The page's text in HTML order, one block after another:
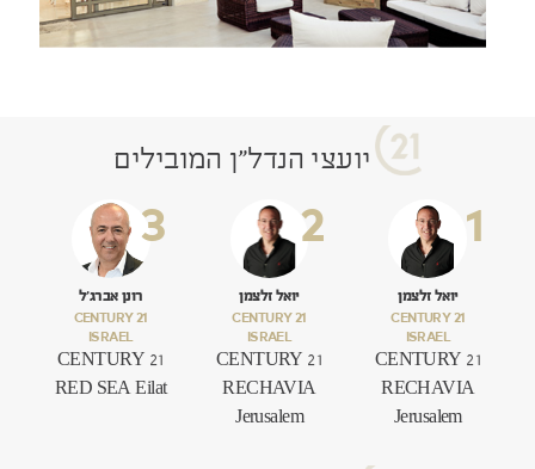
יועצי הנדל"ן המובילים
יואל זלצמן
CENTURY 21
ISRAEL
CENTURY 21
RECHAVIA
Jerusalem
יואל זלצמן
CENTURY 21
ISRAEL
CENTURY 21
RECHAVIA
Jerusalem
רונן אברג'ל
CENTURY 21
ISRAEL
CENTURY 21
RED SEA Eilat